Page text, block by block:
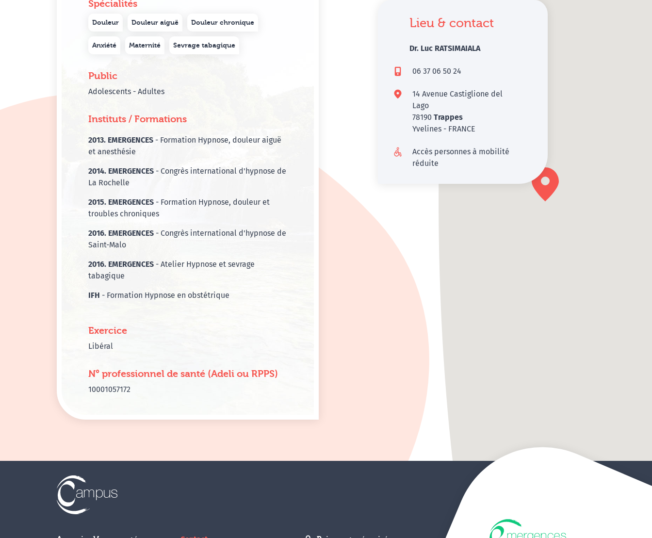
Spécialités
Douleur Douleur aiguë Douleur chronique
Anxiété Maternité Sevrage tabagique
Public
Adolescents - Adultes
Instituts / Formations
2013. EMERGENCES - Formation Hypnose, douleur aiguë
et anesthésie
2014. EMERGENCES - Congrès international d'hypnose de
La Rochelle
2015. EMERGENCES - Formation Hypnose, douleur et
troubles chroniques
2016. EMERGENCES - Congrès international d'hypnose de
Saint-Malo
2016. EMERGENCES - Atelier Hypnose et sevrage
tabagique
IFH - Formation Hypnose en obstétrique
Exercice
Libéral
N° professionnel de santé (Adeli ou RPPS)
10001057172
Lieu & contact
Dr. Luc RATSIMAIALA
06 37 06 50 24
14 Avenue Castiglione del
Lago
78190Trappes
Yvelines - FRANCE
Accès personnes à mobilité
réduite